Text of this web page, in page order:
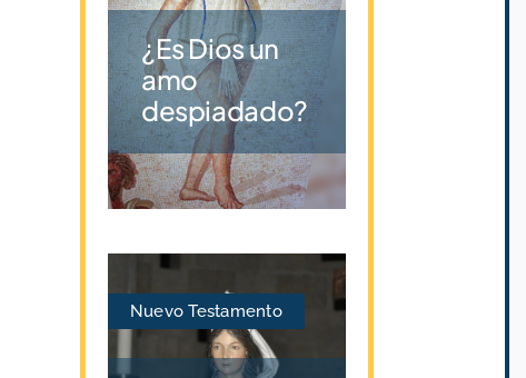
¿Es Dios un
amo
despiadado?
Nuevo Testamento